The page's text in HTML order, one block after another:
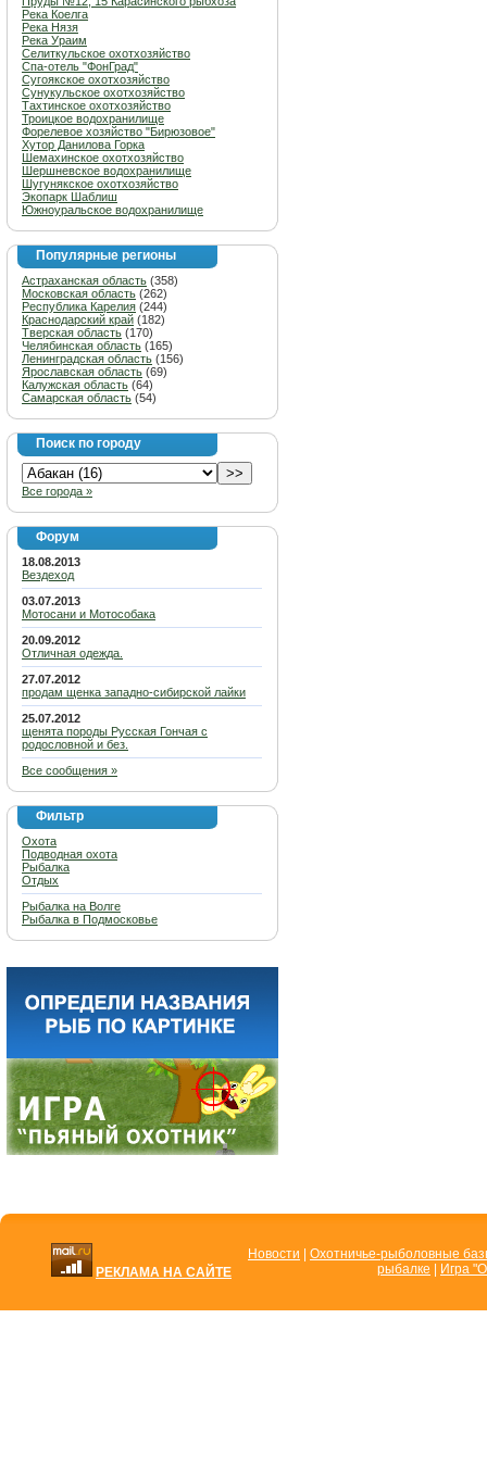
Река Коелга
Река Нязя
Река Ураим
Селиткульское охотхозяйство
Спа-отель "ФонГрад"
Сугоякское охотхозяйство
Сунукульское охотхозяйство
Тахтинское охотхозяйство
Троицкое водохранилище
Форелевое хозяйство "Бирюзовое"
Хутор Данилова Горка
Шемахинское охотхозяйство
Шершневское водохранилище
Шугунякское охотхозяйство
Экопарк Шаблиш
Южноуральское водохранилище
Популярные регионы
Астраханская область (358)
Московская область (262)
Республика Карелия (244)
Краснодарский край (182)
Тверская область (170)
Челябинская область (165)
Ленинградская область (156)
Ярославская область (69)
Калужская область (64)
Самарская область (54)
Поиск по городу
Все города »
Форум
18.08.2013
Вездеход
03.07.2013
Мотосани и Мотособака
20.09.2012
Отличная одежда.
27.07.2012
продам щенка западно-сибирской лайки
25.07.2012
щенята породы Русская Гончая с
родословной и без.
Все сообщения »
Фильтр
Охота
Подводная охота
Рыбалка
Отдых
Рыбалка на Волге
Рыбалка в Подмосковье
РЕКЛАМА НА САЙТЕ
Новости
Охотничье-рыболовные
рыбалке
Игра